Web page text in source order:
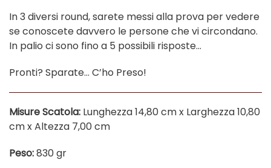
In 3 diversi round, sarete messi alla prova per vedere
se conoscete davvero le persone che vi circondano.
In palio ci sono fino a 5 possibili risposte…
Pronti? Sparate… C’ho Preso!
Misure Scatola: Lunghezza 14,80 cm x Larghezza 10,80
cm x Altezza 7,00 cm
Peso:830 gr